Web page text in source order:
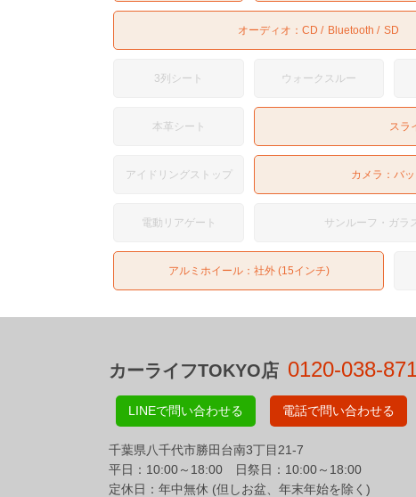
オーディオ：CD Bluetooth SD
3列シート ウォークスルー
本革シート スラ
アイドリングストップ カメラ：バッ
電動リアゲート サンルーフ・ガラ
アルミホイール：社外 (15インチ)
カーライフTOKYO店 0120-038-
LINEで問い合わせる 電話で問い合わせる
千葉県八千代市勝田台南3丁目21-7
平日：10:00～18:00 日祭日：10:00～18:00
定休日：年中無休 (但しお盆、年末年始を除く)